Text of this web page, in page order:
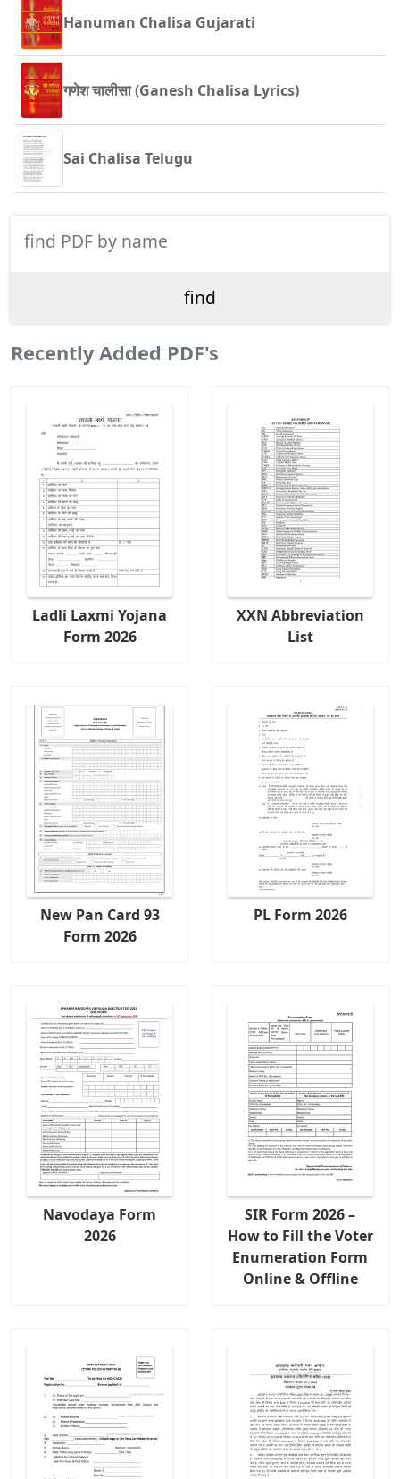
Hanuman Chalisa Gujarati
गणेश चालीसा (Ganesh Chalisa Lyrics)
Sai Chalisa Telugu
Recently Added PDF's
Ladli Laxmi Yojana
Form 2026
XXN Abbreviation
List
New Pan Card 93
Form 2026
PL Form 2026
Navodaya Form
2026
SIR Form 2026 –
How to Fill the Voter
Enumeration Form
Online & Offline